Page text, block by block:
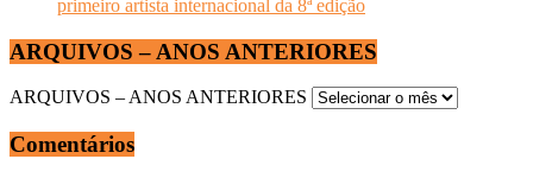
primeiro artista internacional da 8ª edição
ARQUIVOS – ANOS ANTERIORES
ARQUIVOS – ANOS ANTERIORES
Comentários